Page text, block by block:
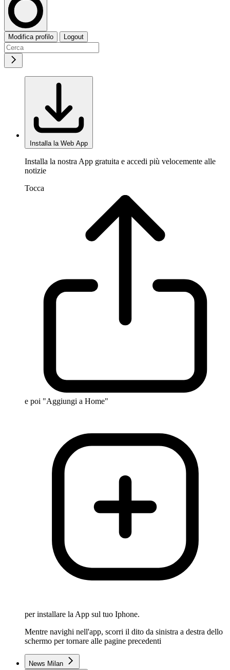
Modifica profilo Logout
Installa la Web App
Installa la nostra App gratuita e accedi più velocemente alle
notizie
Tocca
e poi "Aggiungi a Home"
per installare la App sul tuo Iphone.
Mentre navighi nell'app, scorri il dito da sinistra a destra dello
schermo per tornare alle pagine precedenti
News Milan